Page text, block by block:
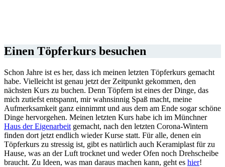
Einen Töpferkurs besuchen
Schon Jahre ist es her, dass ich meinen letzten Töpferkurs gemacht
habe. Vielleicht ist genau jetzt der Zeitpunkt gekommen, den
nächsten Kurs zu buchen. Denn Töpfern ist eines der Dinge, das
mich zutiefst entspannt, mir wahnsinnig Spaß macht, meine
Aufmerksamkeit ganz einnimmt und aus dem am Ende sogar schöne
Dinge hervorgehen. Meinen letzten Kurs habe ich im Münchner
Haus der Eigenarbeit gemacht, nach den letzten Corona-Wintern
finden dort jetzt endlich wieder Kurse statt. Für alle, denen ein
Töpferkurs zu stressig ist, gibt es natürlich auch Keramiplast für zu
Hause, was an der Luft trocknet und weder Ofen noch Drehscheibe
braucht. Zu Ideen, was man daraus machen kann, geht es hier!